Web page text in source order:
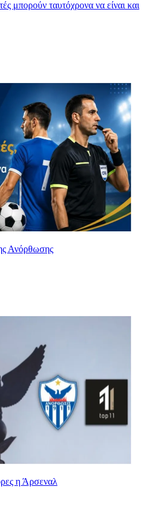
μπορούν ταυτόχρονα να είναι και
Ανόρθωσης
η Άρσεναλ